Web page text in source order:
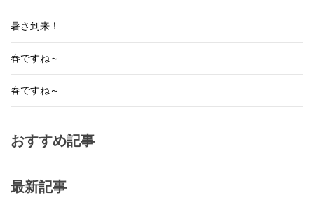
暑さ到来！
春ですね～
春ですね～
おすすめ記事
最新記事